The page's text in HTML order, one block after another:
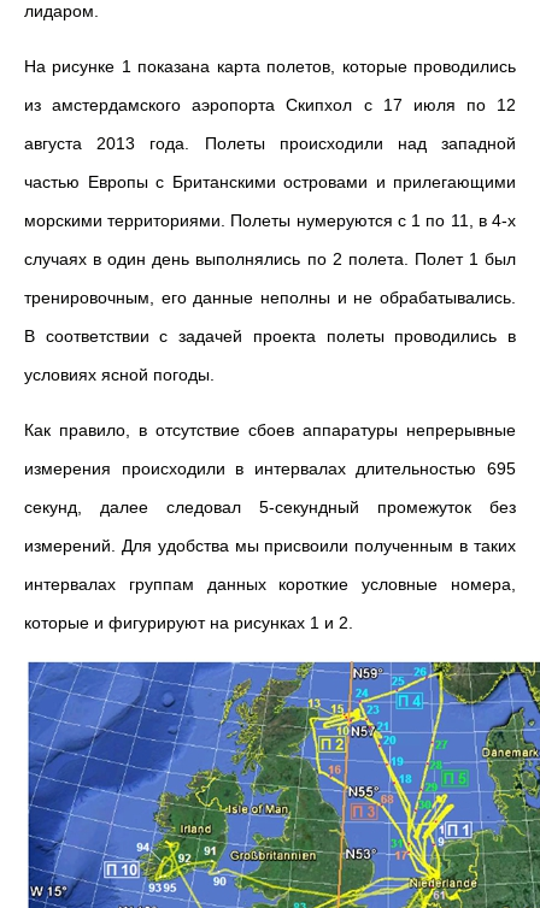
лидаром.
На рисунке 1 показана карта полетов, которые проводились
из амстердамского аэропорта Скипхол с 17 июля по 12
августа 2013 года. Полеты происходили над западной
частью Европы с Британскими островами и прилегающими
морскими территориями. Полеты нумеруются с 1 по 11, в 4-х
случаях в один день выполнялись по 2 полета. Полет 1 был
тренировочным, его данные неполны и не обрабатывались.
В соответствии с задачей проекта полеты проводились в
условиях ясной погоды.
Как правило, в отсутствие сбоев аппаратуры непрерывные
измерения происходили в интервалах длительностью 695
секунд, далее следовал 5-секундный промежуток без
измерений. Для удобства мы присвоили полученным в таких
интервалах группам данных короткие условные номера,
которые и фигурируют на рисунках 1 и 2.